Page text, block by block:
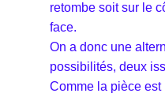
retombe soit sur le
face.
On a donc une
possibilités, deux
Comme la pièce